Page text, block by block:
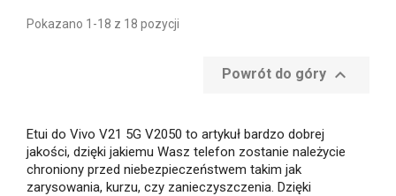
Pokazano 1-18 z 18 pozycji
Powrót do góry 
Etui do Vivo V21 5G V2050 to artykuł bardzo dobrej
jakości, dzięki jakiemu Wasz telefon zostanie należycie
chroniony przed niebezpieczeństwem takim jak
zarysowania, kurzu, czy zanieczyszczenia. Dzięki